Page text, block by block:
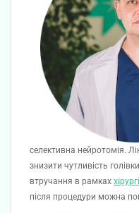
селективна нейротомія.
знизити чутливість
втручання в рамках
після процедури можна